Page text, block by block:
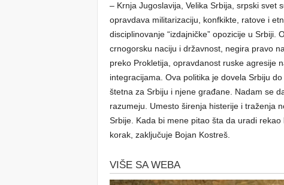
– Krnja Jugoslavija, Velika Srbija, srpski svet
opravdava militarizaciju, konfkikte, ratove i
disciplinovanje “izdajničke” opozicije u
crnogorsku naciju i državnost, negira pravo
preko Prokletija, opravdanost ruske agresije
integracijama. Ova politika je dovela Srbiju
štetna za Srbiju i njene građane. Nadam se
razumeju. Umesto širenja histerije i traženja
Srbije. Kada bi mene pitao šta da uradi
korak, zaključuje Bojan Kostreš.